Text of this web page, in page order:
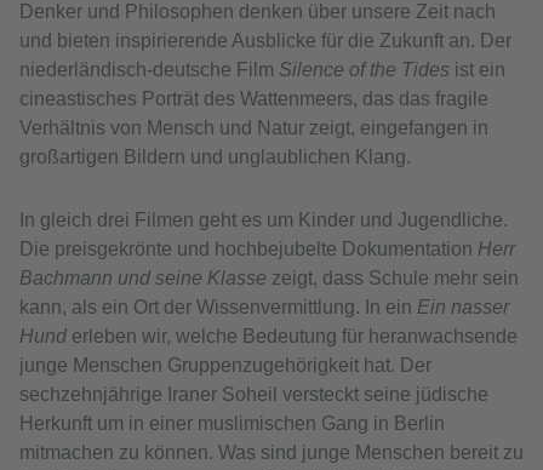
Denker und Philosophen denken über unsere Zeit nach
und bieten inspirierende Ausblicke für die Zukunft an. Der
niederländisch-deutsche Film Silence of the Tides ist ein
cineastisches Porträt des Wattenmeers, das das fragile
Verhältnis von Mensch und Natur zeigt, eingefangen in
großartigen Bildern und unglaublichen Klang.
In gleich drei Filmen geht es um Kinder und Jugendliche.
Die preisgekrönte und hochbejubelte Dokumentation Herr
Bachmann und seine Klasse zeigt, dass Schule mehr sein
kann, als ein Ort der Wissenvermittlung. In ein Ein nasser
Hund erleben wir, welche Bedeutung für heranwachsende
junge Menschen Gruppenzugehörigkeit hat. Der
sechzehnjährige Iraner Soheil versteckt seine jüdische
Herkunft um in einer muslimischen Gang in Berlin
mitmachen zu können. Was sind junge Menschen bereit zu